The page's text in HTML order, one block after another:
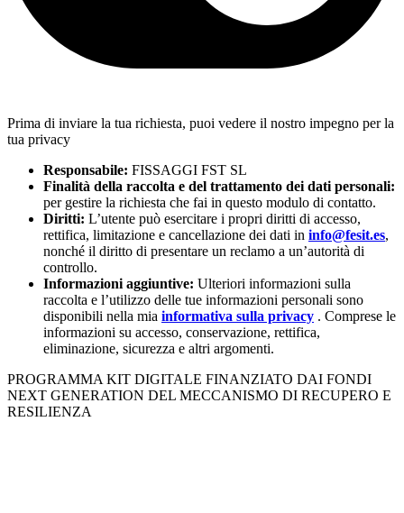
Prima di inviare la tua richiesta, puoi vedere il nostro impegno per la
tua privacy
Responsabile: FISSAGGI FST SL
Finalità della raccolta e del trattamento dei dati personali:
per gestire la richiesta che fai in questo modulo di contatto.
Diritti: L’utente può esercitare i propri diritti di accesso,
rettifica, limitazione e cancellazione dei dati in info@fesit.es,
nonché il diritto di presentare un reclamo a un’autorità di
controllo.
Informazioni aggiuntive: Ulteriori informazioni sulla
raccolta e l’utilizzo delle tue informazioni personali sono
disponibili nella mia informativa sulla privacy . Comprese le
informazioni su accesso, conservazione, rettifica,
eliminazione, sicurezza e altri argomenti.
PROGRAMMA KIT DIGITALE FINANZIATO DAI FONDI
NEXT GENERATION DEL MECCANISMO DI RECUPERO E
RESILIENZA